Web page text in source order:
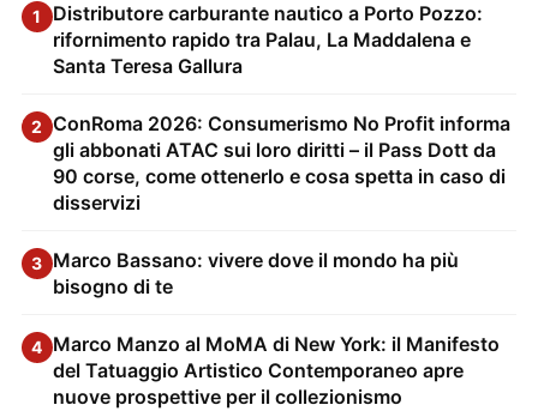
1
Distributore carburante nautico a Porto Pozzo:
rifornimento rapido tra Palau, La Maddalena e
Santa Teresa Gallura
2 ConRoma 2026: Consumerismo No Profit informa
gli abbonati ATAC sui loro diritti – il Pass Dott da
90 corse, come ottenerlo e cosa spetta in caso di
disservizi
3 Marco Bassano: vivere dove il mondo ha più
bisogno di te
4 Marco Manzo al MoMA di New York: il Manifesto
del Tatuaggio Artistico Contemporaneo apre
nuove prospettive per il collezionismo